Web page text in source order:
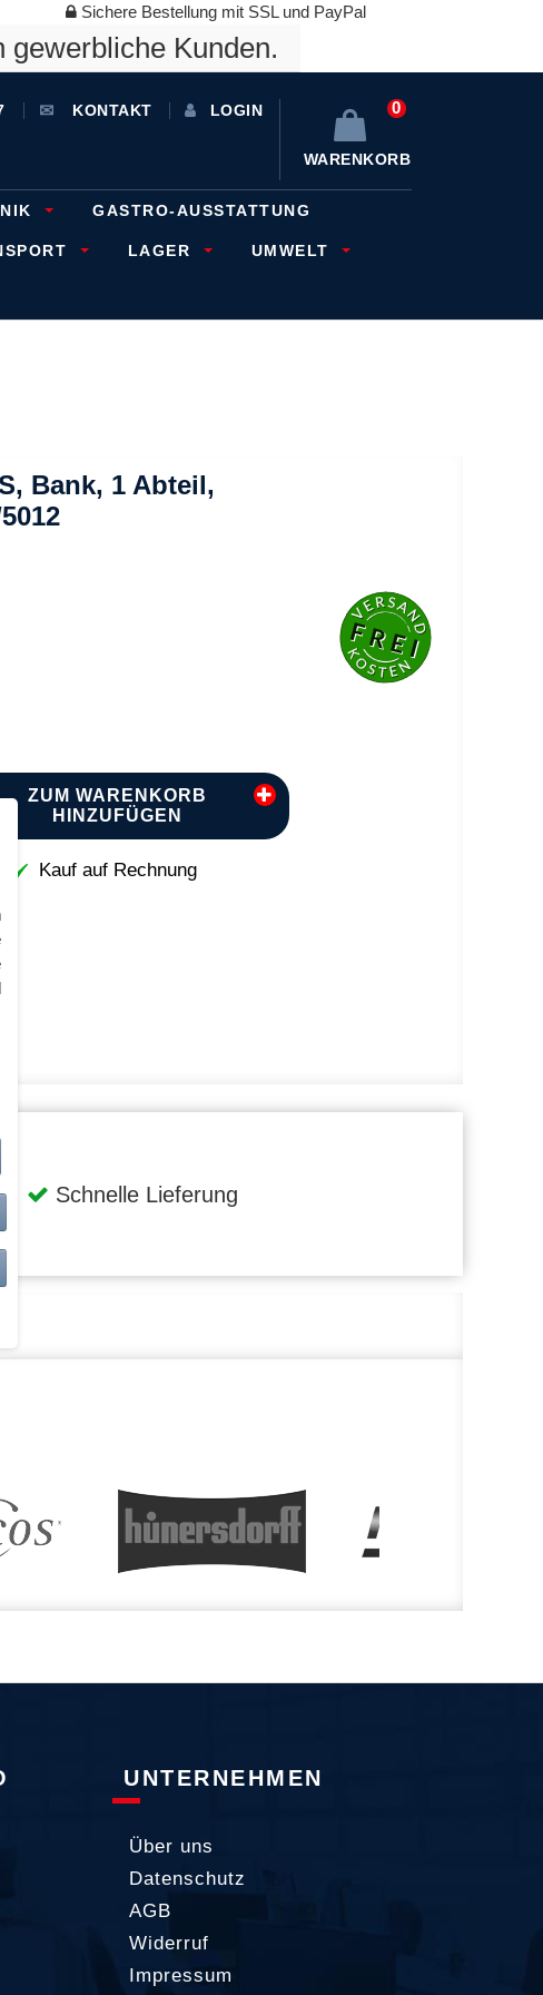
Sichere Bestellung mit SSL und PayPal
Kunden.
KONTAKT LOGIN 0
WARENKORB
GASTRO-AUSSTATTUNG
LAGER UMWELT
Bank, 1 Abteil,
ZUM WARENKORB
HINZUFÜGEN
Kauf auf Rechnung
Schnelle Lieferung
UNTERNEHMEN
Über uns
Datenschutz
AGB
Widerruf
Impressum